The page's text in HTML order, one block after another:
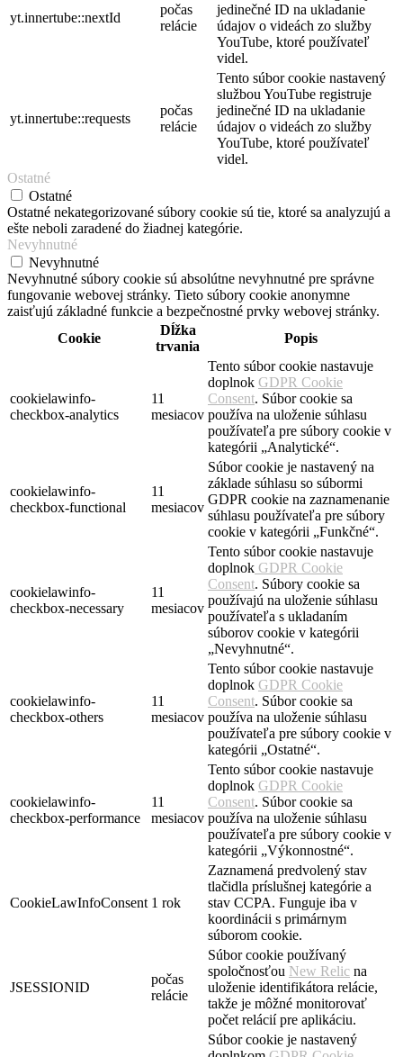
yt.innertube::nextId
počas
relácie
jedinečné ID na ukladanie
údajov o videách zo služby
YouTube, ktoré používateľ
videl.
yt.innertube::requests
počas
relácie
Tento súbor cookie nastavený
službou YouTube registruje
jedinečné ID na ukladanie
údajov o videách zo služby
YouTube, ktoré používateľ
videl.
Ostatné
Ostatné
Ostatné nekategorizované súbory cookie sú tie, ktoré sa analyzujú a
ešte neboli zaradené do žiadnej kategórie.
Nevyhnutné
Nevyhnutné
Nevyhnutné súbory cookie sú absolútne nevyhnutné pre správne
fungovanie webovej stránky. Tieto súbory cookie anonymne
zaisťujú základné funkcie a bezpečnostné prvky webovej stránky.
Cookie
Dĺžka
trvania
Popis
cookielawinfo-
checkbox-analytics
11
mesiacov
Tento súbor cookie nastavuje
doplnok GDPR Cookie
Consent. Súbor cookie sa
používa na uloženie súhlasu
používateľa pre súbory cookie v
kategórii „Analytické“.
cookielawinfo-
checkbox-functional
11
mesiacov
Súbor cookie je nastavený na
základe súhlasu so súbormi
GDPR cookie na zaznamenanie
súhlasu používateľa pre súbory
cookie v kategórii „Funkčné“.
cookielawinfo-
checkbox-necessary
11
mesiacov
Tento súbor cookie nastavuje
doplnok GDPR Cookie
Consent. Súbory cookie sa
používajú na uloženie súhlasu
používateľa s ukladaním
súborov cookie v kategórii
„Nevyhnutné“.
cookielawinfo-
checkbox-others
11
mesiacov
Tento súbor cookie nastavuje
doplnok GDPR Cookie
Consent. Súbor cookie sa
používa na uloženie súhlasu
používateľa pre súbory cookie v
kategórii „Ostatné“.
cookielawinfo-
checkbox-performance
11
mesiacov
Tento súbor cookie nastavuje
doplnok GDPR Cookie
Consent. Súbor cookie sa
používa na uloženie súhlasu
používateľa pre súbory cookie v
kategórii „Výkonnostné“.
CookieLawInfoConsent 1 rok
Zaznamená predvolený stav
tlačidla príslušnej kategórie a
stav CCPA. Funguje iba v
koordinácii s primárnym
súborom cookie.
JSESSIONID
počas
relácie
Súbor cookie používaný
spoločnosťou New Relic na
uloženie identifikátora relácie,
takže je môžné monitorovať
počet relácií pre aplikáciu.
Súbor cookie je nastavený